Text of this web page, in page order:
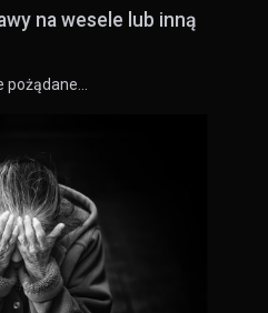
na wesele lub inną